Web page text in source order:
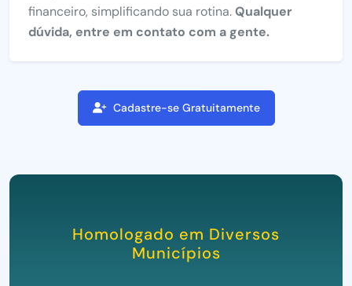
financeiro, simplificando sua rotina.Qualquer
dúvida, entre em contato com a gente.
Cadastre-se Gratuitamente
Homologado em Diversos
Municípios